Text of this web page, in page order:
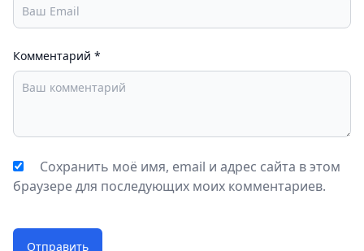
Комментарий *
Сохранить моё имя, email и адрес сайта в этом
браузере для последующих моих комментариев.
Отправить